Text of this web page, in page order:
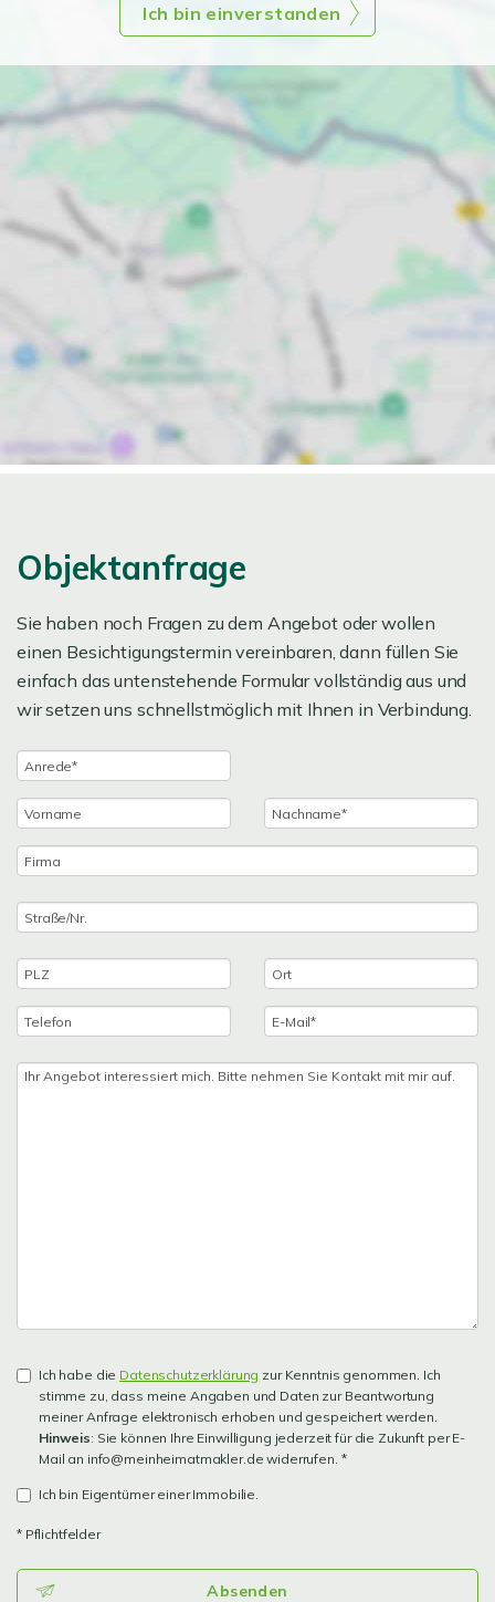
Ich bin einverstanden
Objektanfrage
Sie haben noch Fragen zu dem Angebot oder wollen
einen Besichtigungstermin vereinbaren, dann füllen Sie
einfach das untenstehende Formular vollständig aus und
wir setzen uns schnellstmöglich mit Ihnen in Verbindung.
Ich habe die Datenschutzerklärung zur Kenntnis genommen. Ich
stimme zu, dass meine Angaben und Daten zur Beantwortung
meiner Anfrage elektronisch erhoben und gespeichert werden.
Hinweis: Sie können Ihre Einwilligung jederzeit für die Zukunft per E-
Mail an info@meinheimatmakler.de widerrufen. *
Ich bin Eigentümer einer Immobilie.
* Pflichtfelder
Absenden